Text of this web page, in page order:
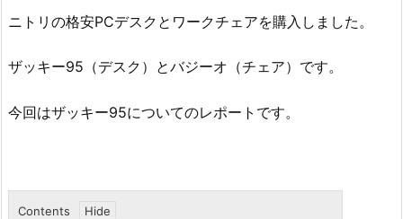
ニトリの格安PCデスクとワークチェアを購入しました。
ザッキー95（デスク）とバジーオ（チェア）です。
今回はザッキー95についてのレポートです。
Contents